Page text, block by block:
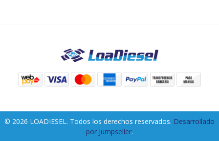
© 2026 LOADIESEL. Todos los derechos reservados. Desarrollado
por Jumpseller.